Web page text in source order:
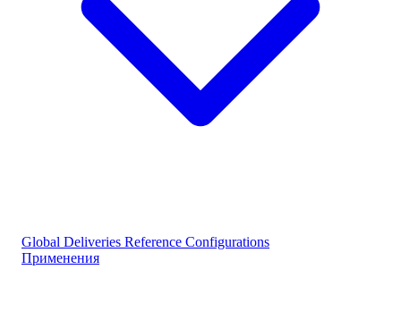
Global Deliveries Reference Configurations
Применения